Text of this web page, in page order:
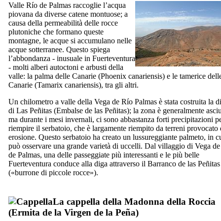
Valle Río de Palmas raccoglie l’acqua
piovana da diverse catene montuose; a
causa della permeabilità delle rocce
plutoniche che formano queste
montagne, le acque si accumulano nelle
acque sotterranee. Questo spiega
l’abbondanza - inusuale in Fuerteventura
- molti alberi autoctoni e arbusti della
valle: la palma delle Canarie (Phoenix canariensis) e le tamerice
Canarie (Tamarix canariensis), tra gli altri.
Un chilometro a valle della Vega de Río Palmas è stata costruita la
di Las Peñitas (Embalse de las Peñitas); la zona è generalmente
ma durante i mesi invernali, ci sono abbastanza forti precipitazioni
riempire il serbatoio, che è largamente riempito da terreni provocato
erosione. Questo serbatoio ha creato un lussureggiante palmeto, in
può osservare una grande varietà di uccelli. Dal villaggio di Vega
de Palmas, una delle passeggiate più interessanti e le più belle
Fuerteventura conduce alla diga attraverso il Barranco de las Peñitas
(«burrone di piccole rocce»).
La cappella della Madonna della Roccia
(Ermita de la Virgen de la Peña)